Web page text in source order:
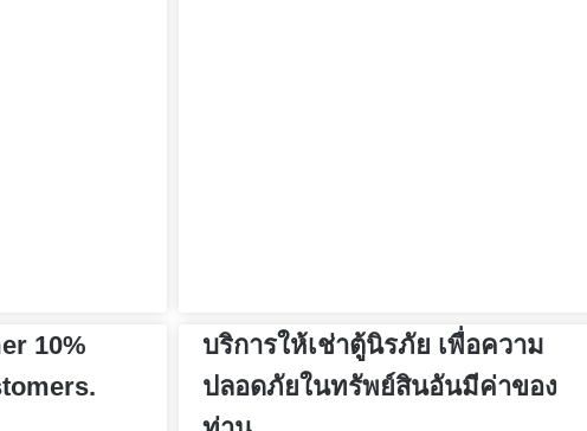
10%
บริการให้เช่าตู้นิรภัย เพื่อความ
ปลอดภัยในทรัพย์สินอันมีค่าของ